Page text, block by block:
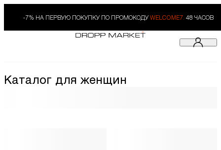
-7% НА ПЕРВУЮ ПОКУПКУ ПО ПРОМОКОДУ WELCOME7. 48 ЧАСОВ
Каталог для женщин